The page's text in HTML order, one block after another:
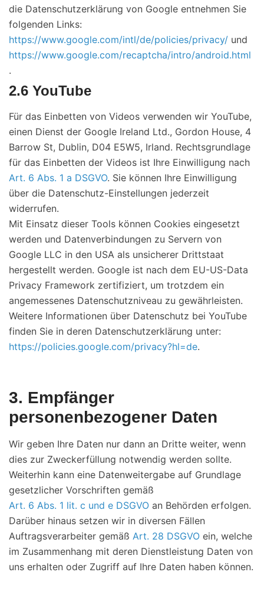
die Datenschutzerklärung von Google entnehmen Sie
folgenden Links:
https://www.google.com/intl/de/policies/privacy/ und
https://www.google.com/recaptcha/intro/android.html
.
2.6 YouTube
Für das Einbetten von Videos verwenden wir YouTube,
einen Dienst der Google Ireland Ltd., Gordon House, 4
Barrow St, Dublin, D04 E5W5, Irland. Rechtsgrundlage
für das Einbetten der Videos ist Ihre Einwilligung nach
Art. 6 Abs. 1 a DSGVO. Sie können Ihre Einwilligung
über die Datenschutz-Einstellungen jederzeit
widerrufen.
Mit Einsatz dieser Tools können Cookies eingesetzt
werden und Datenverbindungen zu Servern von
Google LLC in den USA als unsicherer Drittstaat
hergestellt werden. Google ist nach dem EU-US-Data
Privacy Framework zertifiziert, um trotzdem ein
angemessenes Datenschutzniveau zu gewährleisten.
Weitere Informationen über Datenschutz bei YouTube
finden Sie in deren Datenschutzerklärung unter:
https://policies.google.com/privacy?hl=de.
3. Empfänger
personenbezogener Daten
Wir geben Ihre Daten nur dann an Dritte weiter, wenn
dies zur Zweckerfüllung notwendig werden sollte.
Weiterhin kann eine Datenweitergabe auf Grundlage
gesetzlicher Vorschriften gemäß
Art. 6 Abs. 1 lit. c und e DSGVO an Behörden erfolgen.
Darüber hinaus setzen wir in diversen Fällen
Auftragsverarbeiter gemäß Art. 28 DSGVO ein, welche
im Zusammenhang mit deren Dienstleistung Daten von
uns erhalten oder Zugriff auf Ihre Daten haben können.